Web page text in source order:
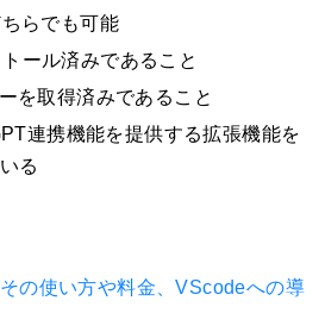
らでも可能
ール済みであること
を取得済みであること
連携機能を提供する拡張機能を
る
の使い方や料金、VScodeへの導